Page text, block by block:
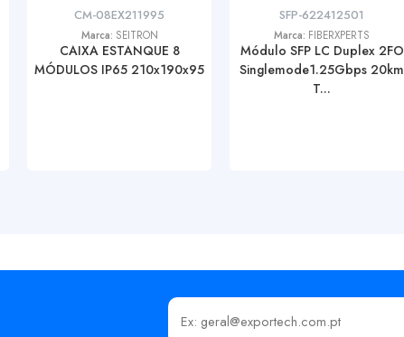
CM-08EX211995
Marca: SEITRON
CAIXA ESTANQUE 8
MÓDULOS IP65 210x190x95
SFP-622412501
Marca: FIBERXPERTS
Módulo SFP LC Duplex 2FO
Singlemode1.25Gbps 20km
T...
Insira o seu email